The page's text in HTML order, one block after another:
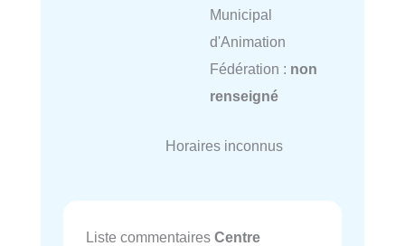
Municipal
d'Animation
Fédération : non
renseigné
Horaires inconnus
Liste commentaires Centre